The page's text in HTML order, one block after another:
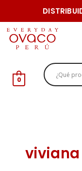
al
contenido
0